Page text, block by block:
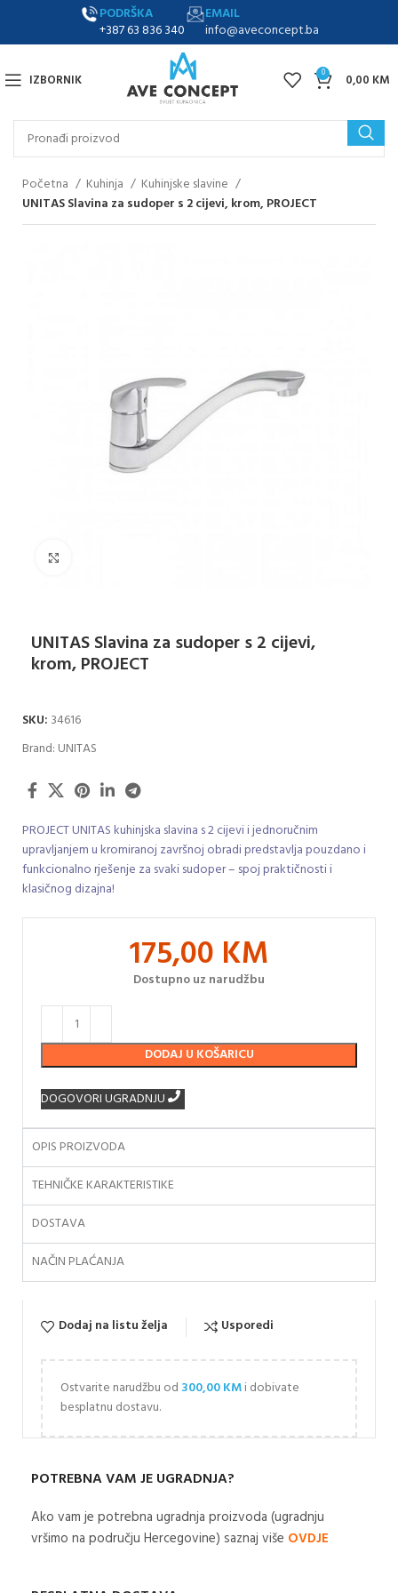
PODRŠKA
+387 63 836 340
EMAIL
info@aveconcept.ba
IZBORNIK 0 0,00 KM
Početna Kuhinja
Kuhinjske slavine
UNITAS Slavina za sudoper s 2 cijevi, krom, PROJECT
UNITAS Slavina za sudoper s 2 cijevi,
krom, PROJECT
SKU: 34616
Brand: UNITAS
PROJECT UNITAS kuhinjska slavina s 2 cijevi i jednoručnim
upravljanjem u kromiranoj završnoj obradi predstavlja pouzdano i
funkcionalno rješenje za svaki sudoper – spoj praktičnosti i
klasičnog dizajna!
175,00 KM
Dostupno uz narudžbu
DODAJ U KOŠARICU
DOGOVORI UGRADNJU
OPIS PROIZVODA
TEHNIČKE KARAKTERISTIKE
DOSTAVA
NAČIN PLAĆANJA
Dodaj na listu želja Usporedi
Ostvarite narudžbu od 300,00KMi dobivate
besplatnu dostavu.
POTREBNA VAM JE UGRADNJA?
Ako vam je potrebna ugradnja proizvoda (ugradnju
vršimo na području Hercegovine) saznaj više OVDJE